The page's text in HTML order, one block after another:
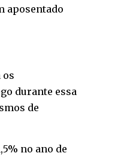
aposentado
os
durante essa
de
no ano de